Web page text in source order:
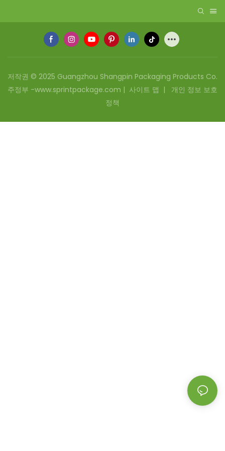
저작권 © 2025 Guangzhou Shangpin Packaging Products Co.
주정부 -www.sprintpackage.com | 사이트 맵 |
개인 정보 보호
정책